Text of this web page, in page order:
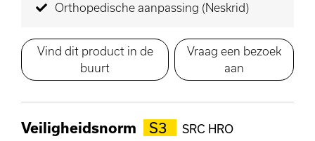
Orthopedische aanpassing (Neskrid)
Vind dit product in de
buurt
Vraag een bezoek
aan
Veiligheidsnorm S3 SRC HRO